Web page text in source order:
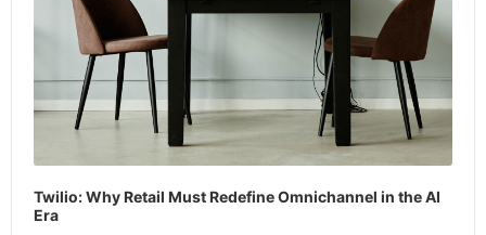
Twilio: Why Retail Must Redefine Omnichannel in the AI
Era